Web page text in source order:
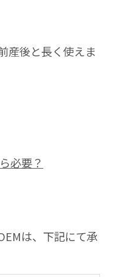
産後と長く使えま
必要？
は、下記にて承